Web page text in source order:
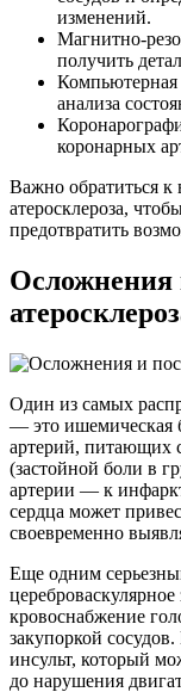
изменений.
Магнитно-
получить
Компьютерная
анализа
коронарных
Важно обратиться к
атеросклероза,
предотвратить
Осложнения
Один из самых
— это ишемическая
артерий, питающих
(застойной боли в
артерии — к
сердца может
своевременно
Еще одним
кровоснабжение
закупоркой
инсульт, который
до нарушения